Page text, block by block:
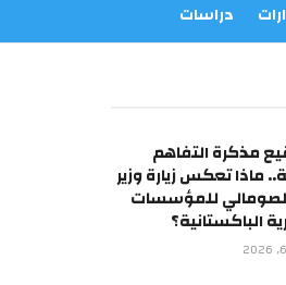
دراسات
مذكرة التفاهم
ماذا تعكس زيارة وزير
للمؤسسات
الباكستانية؟